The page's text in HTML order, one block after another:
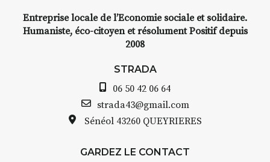
composition, aquarelle, encre,
ou contenu hybride.
8h : rendez-vous au point de
départ
8h30 – 12h : croquis et aquarelle
sur site
pique-nique sur place (repas à
13h30 – 17h30 : reprise sur
Entreprise locale de l’Economie sociale et solidaire.
Humaniste, éco-citoyen et résolument Positif depuis
2008
STRADA
06 50 42 06 64
strada43@gmail.com
Sénéol 43260 QUEYRIERES
GARDEZ LE CONTACT